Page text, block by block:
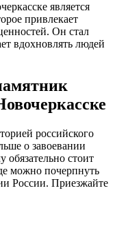
является
привлекает
Он стал
вдохновлять людей
российского
о завоевании
стоит
можно почерпнуть
России. Приезжайте